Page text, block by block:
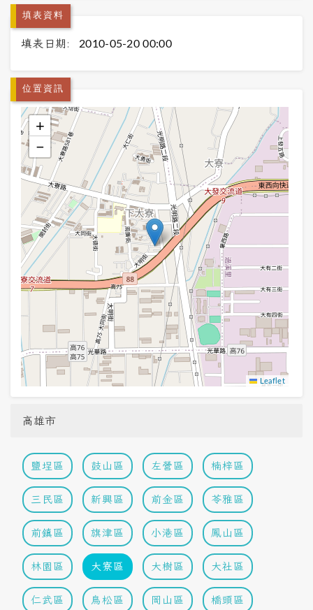
填表資料
填表日期: 2010-05-20 00:00
位置資訊
+
−
Leaflet
高雄市
鹽埕區 鼓山區 左營區 楠梓區
三民區 新興區 前金區 苓雅區
前鎮區 旗津區 小港區 鳳山區
林園區 大寮區 大樹區 大社區
仁武區 鳥松區 岡山區 橋頭區